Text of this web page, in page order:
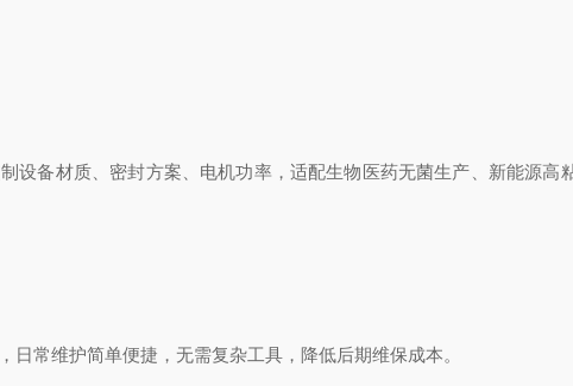
设备材质、密封方案、电机功率，适配生物医药无菌生产、新能源高
常维护简单便捷，无需复杂工具，降低后期维保成本。